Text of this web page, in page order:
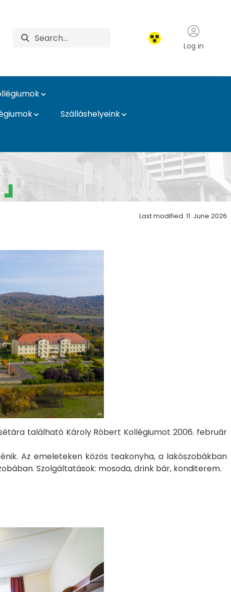
Log in
Szálláshelyeink
Last modified: 11. June 2026
található Károly Róbert Kollégiumot 2006. február
Az emeleteken közös teakonyha, a lakószobákban
Szolgáltatások: mosoda, drink bár, konditerem.